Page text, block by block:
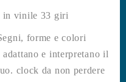
in vinile 33 giri
forme e colori
e interpretano il
clock da non perdere